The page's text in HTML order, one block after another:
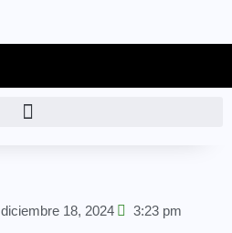
diciembre 18, 2024 3:23 pm